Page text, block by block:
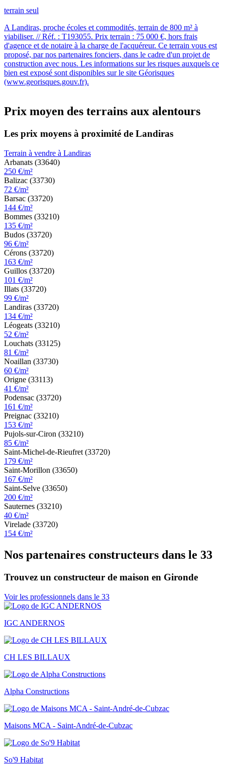
terrain seul
A Landiras, proche écoles et commodités, terrain de 800 m² à
viabiliser. // Réf. : T193055. Prix terrain : 75 000 €, hors frais
d'agence et de notaire à la charge de l'acquéreur. Ce terrain vous est
proposé, par nos partenaires fonciers, dans le cadre d'un projet de
construction avec nous. Les informations sur les risques auxquels ce
bien est exposé sont disponibles sur le site Géorisques
(www.georisques.gouv.fr).
Prix moyen des terrains aux alentours
Les prix moyens à proximité de Landiras
Terrain à vendre à Landiras
Arbanats (33640)
250 €/m²
Balizac (33730)
72 €/m²
Barsac (33720)
144 €/m²
Bommes (33210)
135 €/m²
Budos (33720)
96 €/m²
Cérons (33720)
163 €/m²
Guillos (33720)
101 €/m²
Illats (33720)
99 €/m²
Landiras (33720)
134 €/m²
Léogeats (33210)
52 €/m²
Louchats (33125)
81 €/m²
Noaillan (33730)
60 €/m²
Origne (33113)
41 €/m²
Podensac (33720)
161 €/m²
Preignac (33210)
153 €/m²
Pujols-sur-Ciron (33210)
85 €/m²
Saint-Michel-de-Rieufret (33720)
179 €/m²
Saint-Morillon (33650)
167 €/m²
Saint-Selve (33650)
200 €/m²
Sauternes (33210)
40 €/m²
Virelade (33720)
154 €/m²
Nos partenaires constructeurs dans le 33
Trouvez un constructeur de maison en Gironde
Voir les professionnels dans le 33
IGC ANDERNOS
CH LES BILLAUX
Alpha Constructions
Maisons MCA - Saint-André-de-Cubzac
So'9 Habitat